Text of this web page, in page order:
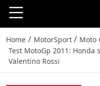
Home / MotorSport / Moto
Test MotoGp 2011:
Valentino Rossi